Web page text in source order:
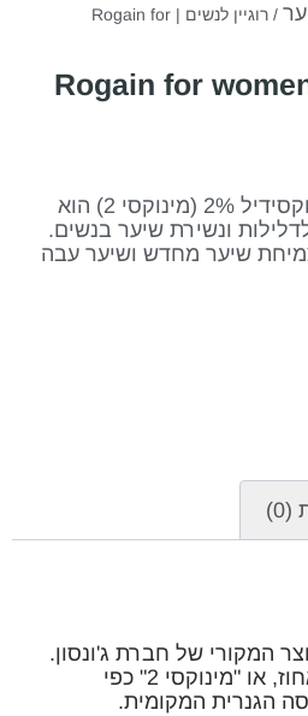
/ רוגיין לנשים | Rogain for
רוגיין לנשים מכיל מינוקסידיל 2% (מינוקסי 2) הוא
ונשירת שיער בנשים.
שיער מחדש ושיער עבה
המקורי של חברת ג'ונסון.
מכיל מינוקסידיל 2 אחוז, או "מינוקסי 2" כפי
הגנרית המקומית.